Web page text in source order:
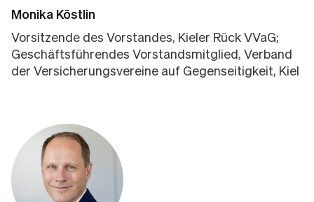
Monika Köstlin
Vorsitzende des Vorstandes, Kieler Rück VVaG;
Geschäftsführendes Vorstandsmitglied, Verband
der Versicherungsvereine auf Gegenseitigkeit, Kiel